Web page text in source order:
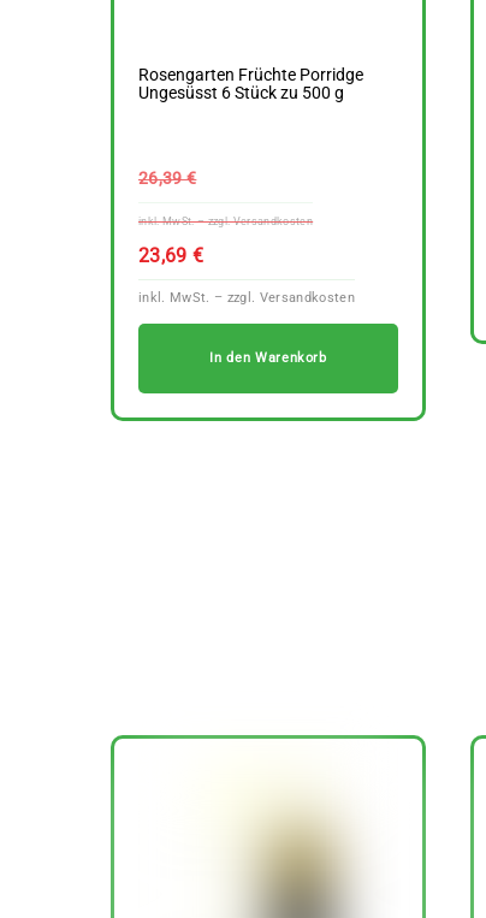
Rosengarten Früchte Porridge
Ungesüsst 6 Stück zu 500 g
26,39€
26,39 €
23,69€
Preis
ist:
In den Warenkorb